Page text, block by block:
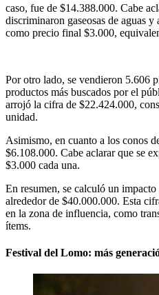
caso, fue de $14.388.000. Cabe
discriminaron gaseosas de aguas y
como precio final $3.000,
Por otro lado, se vendieron 5.606
productos más buscados por el
arrojó la cifra de $22.424.000,
unidad.
Asimismo, en cuanto a los conos
$6.108.000. Cabe aclarar que se
$3.000 cada una.
En resumen, se calculó un
alrededor de $40.000.000. Esta
en la zona de influencia, como
ítems.
Festival del Lomo: más